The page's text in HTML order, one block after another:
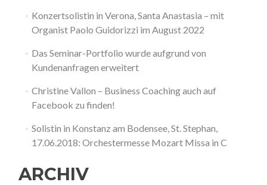
Konzertsolistin in Verona, Santa Anastasia – mit
Organist Paolo Guidorizzi im August 2022
Das Seminar-Portfolio wurde aufgrund von
Kundenanfragen erweitert
Christine Vallon – Business Coaching auch auf
Facebook zu finden!
Solistin in Konstanz am Bodensee, St. Stephan,
17.06.2018: Orchestermesse Mozart Missa in C
ARCHIV